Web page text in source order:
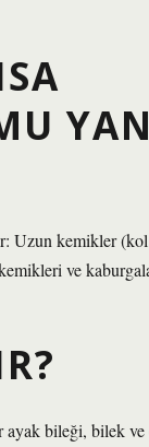
Uzun kemikler
ve
bileği, bilek ve